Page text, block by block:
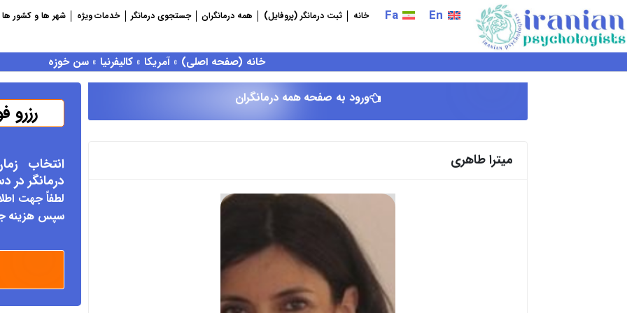
به
محتوا
En
Fa خانه ثبت درمانگر (پروفایل) همه درمانگران جستجوی درمانگر خدمات ویژه شهر ها و کشور ها
خانه (صفحه اصلی) »آمریکا» کالیفرنیا »سن خوزه
ورود به صفحه همه درمانگران
میترا طاهری
رزرو
انتخاب
درمانگر در
لطفاً جهت
سپس هزینه